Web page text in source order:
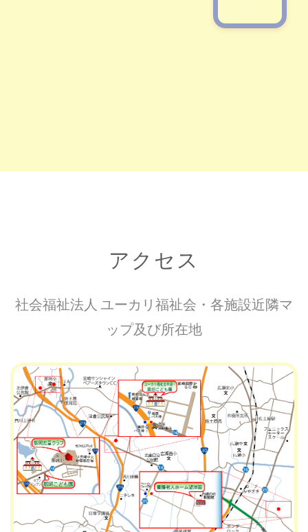
アクセス
社会福祉法人 ユーカリ福祉会・各施設近隣マ
ップ及び所在地